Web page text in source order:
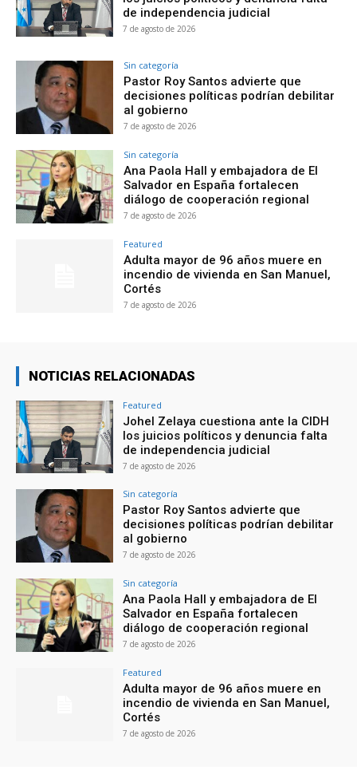
de independencia judicial
7 de agosto de 2026
Sin categoría
Pastor Roy Santos advierte que
decisiones políticas podrían debilitar
al gobierno
7 de agosto de 2026
Sin categoría
Ana Paola Hall y embajadora de El
Salvador en España fortalecen
diálogo de cooperación regional
7 de agosto de 2026
Featured
Adulta mayor de 96 años muere en
incendio de vivienda en San Manuel,
Cortés
7 de agosto de 2026
NOTICIAS RELACIONADAS
Featured
Johel Zelaya cuestiona ante la CIDH
los juicios políticos y denuncia falta
de independencia judicial
7 de agosto de 2026
Sin categoría
Pastor Roy Santos advierte que
decisiones políticas podrían debilitar
al gobierno
7 de agosto de 2026
Sin categoría
Ana Paola Hall y embajadora de El
Salvador en España fortalecen
diálogo de cooperación regional
7 de agosto de 2026
Featured
Adulta mayor de 96 años muere en
incendio de vivienda en San Manuel,
Cortés
7 de agosto de 2026